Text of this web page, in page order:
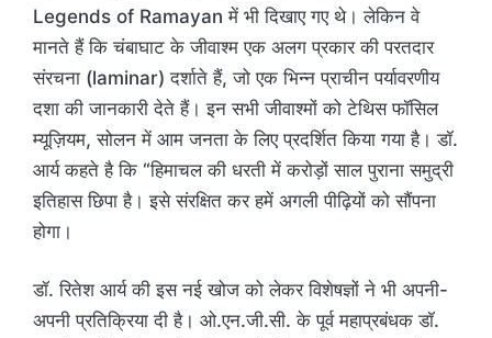
Legends of Ramayan में भी दिखाए गए थे। लेकिन वे
मानते हैं कि चंबाघाट के जीवाश्म एक अलग प्रकार की परतदार
संरचना (laminar) दर्शाते हैं, जो एक भिन्न प्राचीन पर्यावरणीय
दशा की जानकारी देते हैं। इन सभी जीवाश्मों को टेथिस फॉसिल
म्यूज़ियम, सोलन में आम जनता के लिए प्रदर्शित किया गया है। डॉ.
आर्य कहते है कि “हिमाचल की धरती में करोड़ों साल पुराना समुद्री
इतिहास छिपा है। इसे संरक्षित कर हमें अगली पीढ़ियों को सौंपना
होगा।
डॉ. रितेश आर्य की इस नई खोज को लेकर विशेषज्ञों ने भी अपनी-
अपनी प्रतिक्रिया दी है। ओ.एन.जी.सी. के पूर्व महाप्रबंधक डॉ.